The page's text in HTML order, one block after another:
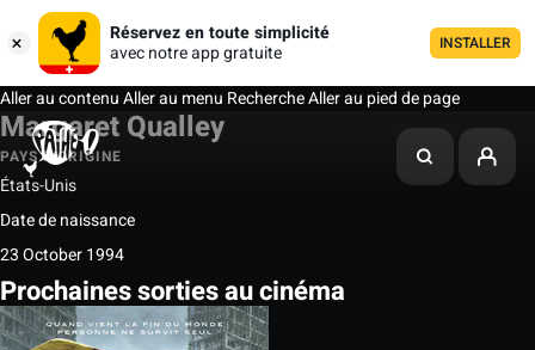
Réservez en toute simplicité
avec notre app gratuite
INSTALLER
Aller au contenuAller au menu RechercheAller au pied de page
Margaret Qualley
PAYS D'ORIGINE
États-Unis
Date de naissance
23 October 1994
Prochaines sorties au cinéma